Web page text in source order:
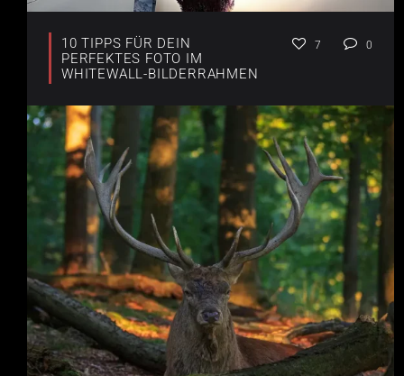
10 TIPPS FÜR DEIN
PERFEKTES FOTO IM
WHITEWALL-BILDERRAHMEN
7 0